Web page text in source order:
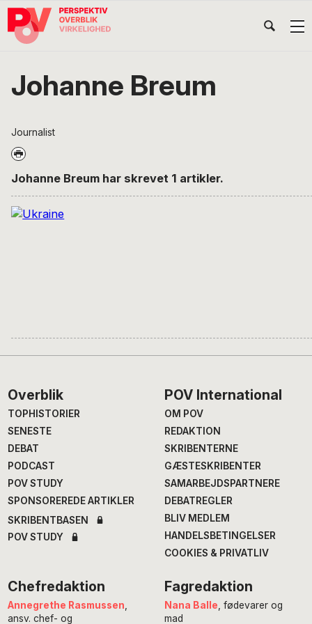
Gå
direkte
navigation
Skip
indhold
Gå
direkte
International
Johanne Breum
Journalist
Johanne Breum har skrevet 1 artikler.
Footer
Overblik
TOPHISTORIER
SENESTE
DEBAT
PODCAST
POV STUDY
SPONSOREREDE ARTIKLER
SKRIBENTBASEN
POV STUDY
POV International
OM POV
REDAKTION
SKRIBENTERNE
GÆSTESKRIBENTER
SAMARBEJDSPARTNERE
DEBATREGLER
BLIV MEDLEM
HANDELSBETINGELSER
COOKIES & PRIVATLIV
Chefredaktion
Annegrethe Rasmussen
ansv. chef- og
Fagredaktion
Nana Balle , fødevarer og
mad